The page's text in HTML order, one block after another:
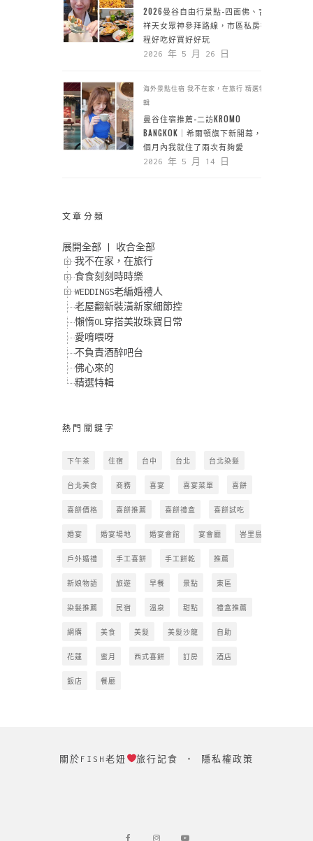
2026曼谷自由行景點-四面佛、吉
祥天女眾神參拜路線，市區私房行
程好吃好買好好玩
2026 年 5 月 26 日
海外景點住宿 我不在家，在旅行 精選特
輯
曼谷住宿推薦-二訪KROMO
BANGKOK｜希爾頓旗下新開幕，一
個月內我就住了兩次有夠愛
2026 年 5 月 14 日
文章分類
展開全部
收合全部
我不在家，在旅行
食食刻刻時時樂
WEDDINGS老編婚禮人
老屋翻新裝潢新家細節控
懶惰OL穿搭美妝珠寶日常
愛唷喂呀
不負責酒醉吧台
佛心來的
精選特輯
熱門關鍵字
下午茶 住宿 台中 台北 台北染髮
台北美食 商務 喜宴 喜宴菜單 喜餅
喜餅價格 喜餅推薦 喜餅禮盒 喜餅試吃
婚宴 婚宴場地 婚宴會館 宴會廳 峇里島
戶外婚禮 手工喜餅 手工餅乾 推薦
新娘物語 旅遊 早餐 景點 東區
染髮推薦 民宿 溫泉 甜點 禮盒推薦
網購 美食 美髮 美髮沙龍 自助
花蓮 蜜月 西式喜餅 訂房 酒店
飯店 餐廳
關於FISH老妞 旅行記食 ‧ 隱私權政策